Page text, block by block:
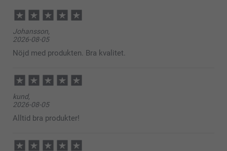
här
Johansson,
2026-08-05
Nöjd med produkten. Bra kvalitet.
kund,
2026-08-05
Alltid bra produkter!